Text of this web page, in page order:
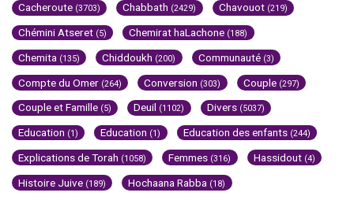
Cacheroute (3703) Chabbath (2429) Chavouot (219)
Chémini Atseret (5) Chemirat haLachone (188)
Chemita (135) Chiddoukh (200) Communauté (3)
Compte du Omer (264) Conversion (303) Couple (297)
Couple et Famille (5) Deuil (1102) Divers (5037)
Education (1) Education (1) Education des enfants (244)
Explications de Torah (1058) Femmes (316) Hassidout (4)
Histoire Juive (189) Hochaana Rabba (18)